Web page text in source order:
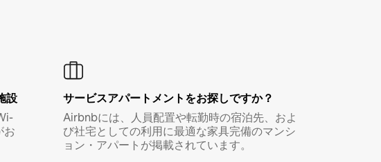
設
お
サービスアパートメントをお探しですか？
Airbnbには、人員配置や転勤時の宿泊先、およ
び社宅としての利用に最適な家具完備のマンシ
ョン・アパートが掲載されています。